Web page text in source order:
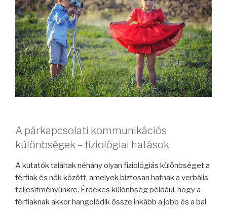
A párkapcsolati kommunikációs
különbségek – fiziológiai hatások
A kutatók találtak néhány olyan fiziológiás különbséget a
férfiak és nők között, amelyek biztosan hatnak a verbális
teljesítményünkre. Érdekes különbség például, hogy a
férfiaknak akkor hangolódik össze inkább a jobb és a bal